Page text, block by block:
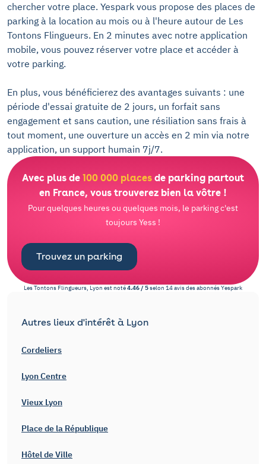
chercher votre place. Yespark vous propose des places de
parking à la location au mois ou à l'heure autour de Les
Tontons Flingueurs. En 2 minutes avec notre application
mobile, vous pouvez réserver votre place et accéder à
votre parking.
En plus, vous bénéficierez des avantages suivants : une
période d'essai gratuite de 2 jours, un forfait sans
engagement et sans caution, une résiliation sans frais à
tout moment, une ouverture un accès en 2 min via notre
application, un support humain 7j/7.
Avec plus de 100 000 places de parking partout
en France, vous trouverez bien la vôtre !
Pour quelques heures ou quelques mois, le parking c'est
toujours Yess !
Trouvez un parking
Les Tontons Flingueurs, Lyon est noté4.46/ 5selon 14avis des abonnésYespark
Autres lieux d'intérêt à Lyon
Cordeliers
Lyon Centre
Vieux Lyon
Place de la République
Hôtel de Ville